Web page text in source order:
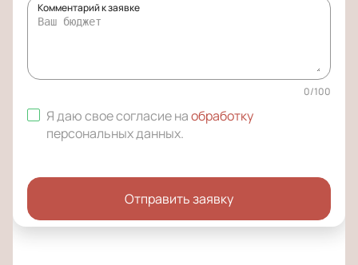
Комментарий к заявке
0/100
Я даю свое согласие наобработку
персональных данных.
Отправить заявку